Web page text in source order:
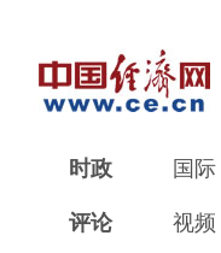
时政 国际
评论 视频